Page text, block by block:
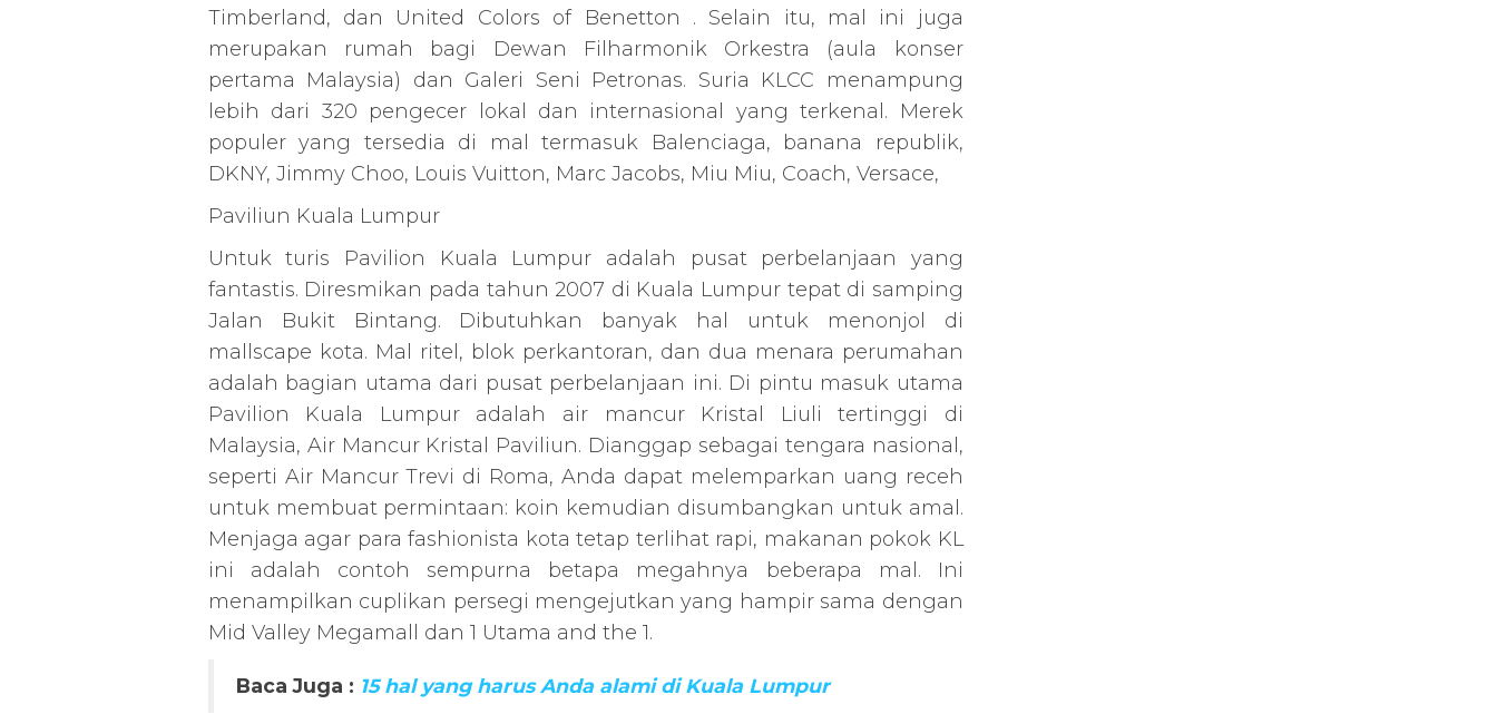
Timberland, dan United Colors of Benetton . Selain itu, mal ini juga
merupakan rumah bagi Dewan Filharmonik Orkestra (aula konser
pertama Malaysia) dan Galeri Seni Petronas. Suria KLCC menampung
lebih dari 320 pengecer lokal dan internasional yang terkenal. Merek
populer yang tersedia di mal termasuk Balenciaga, banana republik,
DKNY, Jimmy Choo, Louis Vuitton, Marc Jacobs, Miu Miu, Coach, Versace,
Paviliun Kuala Lumpur
Untuk turis Pavilion Kuala Lumpur adalah pusat perbelanjaan yang
fantastis. Diresmikan pada tahun 2007 di Kuala Lumpur tepat di samping
Jalan Bukit Bintang. Dibutuhkan banyak hal untuk menonjol di
mallscape kota. Mal ritel, blok perkantoran, dan dua menara perumahan
adalah bagian utama dari pusat perbelanjaan ini. Di pintu masuk utama
Pavilion Kuala Lumpur adalah air mancur Kristal Liuli tertinggi di
Malaysia, Air Mancur Kristal Paviliun. Dianggap sebagai tengara nasional,
seperti Air Mancur Trevi di Roma, Anda dapat melemparkan uang receh
untuk membuat permintaan: koin kemudian disumbangkan untuk amal.
Menjaga agar para fashionista kota tetap terlihat rapi, makanan pokok KL
ini adalah contoh sempurna betapa megahnya beberapa mal. Ini
menampilkan cuplikan persegi mengejutkan yang hampir sama dengan
Mid Valley Megamall dan 1 Utama and the 1.
Baca Juga : 15 hal yang harus Anda alami di Kuala Lumpur